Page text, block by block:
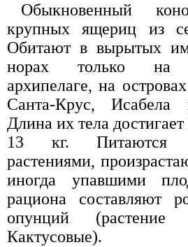
Обыкновенный
крупных ящериц из
Обитают в вырытых
норах только на
архипелаге, на
Санта-Крус, Исабела
Длина их тела
13 кг. Питаются
растениями,
иногда упавшими
рациона составляют
опунций (растение
Кактусовые).